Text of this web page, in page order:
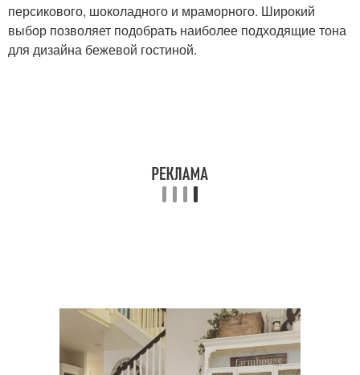
Сочетание в интерьере
персикового, шоколадного и мраморного. Широкий
выбор позволяет подобрать наиболее подходящие тона
для дизайна бежевой гостиной.